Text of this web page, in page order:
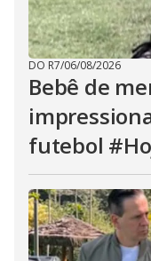
DO R7/06/08/2026
Bebê de
futebol